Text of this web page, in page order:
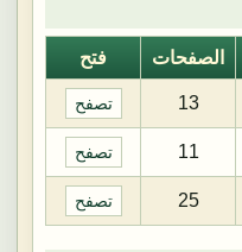
الصفحات فتح
13 تصفح
11 تصفح
25 تصفح